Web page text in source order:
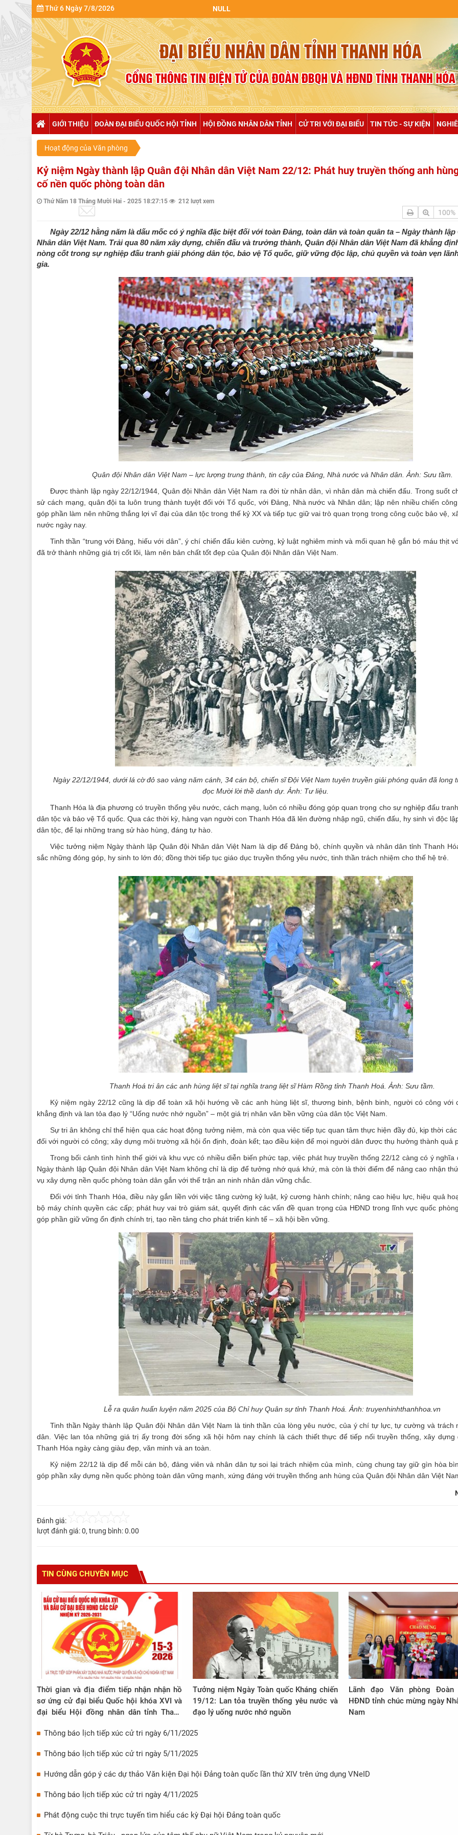
Thứ 6 Ngày 7/8/2026
GIỚI THIỆU ĐOÀN ĐẠI BIỂU QUỐC HỘI TỈNH HỘI ĐỒNG NHÂN DÂN TỈNH CỬ TRI VỚI ĐẠI BIỂU TIN TỨC - SỰ KIỆN
Hoạt động của Văn phòng
Kỷ niệm Ngày thành lập Quân đội Nhân dân Việt Nam 22/12: Phát huy truyền thống anh
cố nền quốc phòng toàn dân
Thứ Năm 18 Tháng Mười Hai - 2025 18:27:15 212 lượt xem
100%
Ngày 22/12 hằng năm là dấu mốc có ý nghĩa đặc biệt đối với toàn Đảng, toàn dân và toàn quân ta – Ngày thành lập
Nhân dân Việt Nam. Trải qua 80 năm xây dựng, chiến đấu và trưởng thành, Quân đội Nhân dân Việt Nam đã khẳng
nòng cốt trong sự nghiệp đấu tranh giải phóng dân tộc, bảo vệ Tổ quốc, giữ vững độc lập, chủ quyền và toàn vẹn
gia.
Quân đội Nhân dân Việt Nam – lực lượng trung thành, tin cậy của Đảng, Nhà nước và Nhân dân. Ảnh: Sưu tầm.
Được thành lập ngày 22/12/1944, Quân đội Nhân dân Việt Nam ra đời từ nhân dân, vì nhân dân mà chiến đấu. Trong suốt
sử cách mạng, quân đội ta luôn trung thành tuyệt đối với Tổ quốc, với Đảng, Nhà nước và Nhân dân; lập nên nhiều chiến công
góp phần làm nên những thắng lợi vĩ đại của dân tộc trong thế kỷ XX và tiếp tục giữ vai trò quan trọng trong công cuộc bảo vệ,
nước ngày nay.
Tinh thần “trung với Đảng, hiếu với dân”, ý chí chiến đấu kiên cường, kỷ luật nghiêm minh và mối quan hệ gắn bó máu thịt
đã trở thành những giá trị cốt lõi, làm nên bản chất tốt đẹp của Quân đội Nhân dân Việt Nam.
Ngày 22/12/1944, dưới lá cờ đỏ sao vàng năm cánh, 34 cán bộ, chiến sĩ Đội Việt Nam tuyên truyền giải phóng quân đã long
đọc Mười lời thề danh dự. Ảnh: Tư liệu.
Thanh Hóa là địa phương có truyền thống yêu nước, cách mạng, luôn có nhiều đóng góp quan trọng cho sự nghiệp đấu
dân tộc và bảo vệ Tổ quốc. Qua các thời kỳ, hàng vạn người con Thanh Hóa đã lên đường nhập ngũ, chiến đấu, hy sinh vì độc
dân tộc, để lại những trang sử hào hùng, đáng tự hào.
Việc tưởng niệm Ngày thành lập Quân đội Nhân dân Việt Nam là dịp để Đảng bộ, chính quyền và nhân dân tỉnh Thanh
sắc những đóng góp, hy sinh to lớn đó; đồng thời tiếp tục giáo dục truyền thống yêu nước, tinh thần trách nhiệm cho thế hệ trẻ.
Thanh Hoá tri ân các anh hùng liệt sĩ tại nghĩa trang liệt sĩ Hàm Rồng tỉnh Thanh Hoá. Ảnh: Sưu tầm.
Kỷ niệm ngày 22/12 cũng là dịp để toàn xã hội hướng về các anh hùng liệt sĩ, thương binh, bệnh binh, người có công với
khẳng định và lan tỏa đạo lý “Uống nước nhớ nguồn” – một giá trị nhân văn bền vững của dân tộc Việt Nam.
Sự tri ân không chỉ thể hiện qua các hoạt động tưởng niệm, mà còn qua việc tiếp tục quan tâm thực hiện đầy đủ, kịp thời
đối với người có công; xây dựng môi trường xã hội ổn định, đoàn kết; tạo điều kiện để mọi người dân được thụ hưởng thành quả
Trong bối cảnh tình hình thế giới và khu vực có nhiều diễn biến phức tạp, việc phát huy truyền thống 22/12 càng có ý nghĩa
Ngày thành lập Quân đội Nhân dân Việt Nam không chỉ là dịp để tưởng nhớ quá khứ, mà còn là thời điểm để nâng cao nhận
vụ xây dựng nền quốc phòng toàn dân gắn với thế trận an ninh nhân dân vững chắc.
Đối với tỉnh Thanh Hóa, điều này gắn liền với việc tăng cường kỷ luật, kỷ cương hành chính; nâng cao hiệu lực, hiệu quả
bộ máy chính quyền các cấp; phát huy vai trò giám sát, quyết định các vấn đề quan trọng của HĐND trong lĩnh vực quốc
góp phần giữ vững ổn định chính trị, tạo nền tảng cho phát triển kinh tế – xã hội bền vững.
Lễ ra quân huấn luyện năm 2025 của Bộ Chỉ huy Quân sự tỉnh Thanh Hoá. Ảnh: truyenhinhthanhhoa.vn
Tinh thần Ngày thành lập Quân đội Nhân dân Việt Nam là tinh thần của lòng yêu nước, của ý chí tự lực, tự cường và trách
dân. Việc lan tỏa những giá trị ấy trong đời sống xã hội hôm nay chính là cách thiết thực để tiếp nối truyền thống, xây dựng
Thanh Hóa ngày càng giàu đẹp, văn minh và an toàn.
Kỷ niệm 22/12 là dịp để mỗi cán bộ, đảng viên và nhân dân tự soi lại trách nhiệm của mình, cùng chung tay giữ gìn hòa
góp phần xây dựng nền quốc phòng toàn dân vững mạnh, xứng đáng với truyền thống anh hùng của Quân đội Nhân dân Việt
Đánh giá:
lượt đánh giá:0, trung bình:0.00
TIN CÙNG CHUYÊN MỤC
Thời gian và địa điểm tiếp nhận nhận hồ
sơ ứng cử đại biểu Quốc hội khóa XVI và
đại biểu Hội đồng nhân dân tỉnh Thanh
Tưởng niệm Ngày Toàn quốc Kháng chiến
19/12: Lan tỏa truyền thống yêu nước và
đạo lý uống nước nhớ nguồn
Lãnh đạo Văn phòng Đoàn
HĐND tỉnh chúc mừng ngày
Nam
Thông báo lịch tiếp xúc cử tri ngày 6/11/2025
Thông báo lịch tiếp xúc cử tri ngày 5/11/2025
Hướng dẫn góp ý các dự thảo Văn kiện Đại hội Đảng toàn quốc lần thứ XIV trên ứng dụng VNeID
Thông báo lịch tiếp xúc cử tri ngày 4/11/2025
Phát động cuộc thi trực tuyến tìm hiểu các kỳ Đại hội Đảng toàn quốc